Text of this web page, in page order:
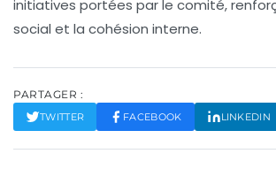
initiatives portées par le comité,
social et la cohésion interne.
PARTAGER :
TWITTER FACEBOOK LINKEDIN